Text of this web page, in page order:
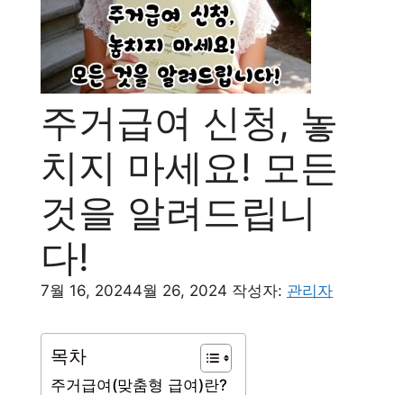
주거급여 신청, 놓
치지 마세요! 모든
것을 알려드립니
다!
7월 16, 20244월 26, 2024 작성자: 관리자
목차
주거급여(맞춤형 급여)란?